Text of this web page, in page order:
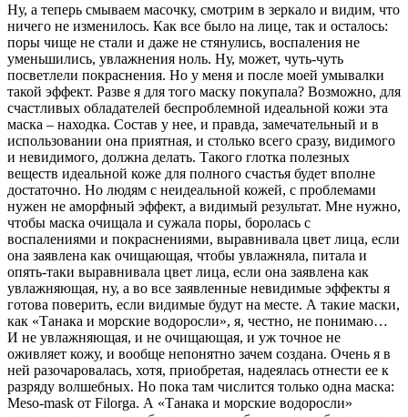
Ну, а теперь смываем масочку, смотрим в зеркало и видим, что
ничего не изменилось. Как все было на лице, так и осталось:
поры чище не стали и даже не стянулись, воспаления не
уменьшились, увлажнения ноль. Ну, может, чуть-чуть
посветлели покраснения. Но у меня и после моей умывалки
такой эффект. Разве я для того маску покупала? Возможно, для
счастливых обладателей беспроблемной идеальной кожи эта
маска – находка. Состав у нее, и правда, замечательный и в
использовании она приятная, и столько всего сразу, видимого
и невидимого, должна делать. Такого глотка полезных
веществ идеальной коже для полного счастья будет вполне
достаточно. Но людям с неидеальной кожей, с проблемами
нужен не аморфный эффект, а видимый результат. Мне нужно,
чтобы маска очищала и сужала поры, боролась с
воспалениями и покраснениями, выравнивала цвет лица, если
она заявлена как очищающая, чтобы увлажняла, питала и
опять-таки выравнивала цвет лица, если она заявлена как
увлажняющая, ну, а во все заявленные невидимые эффекты я
готова поверить, если видимые будут на месте. А такие маски,
как «Танака и морские водоросли», я, честно, не понимаю…
И не увлажняющая, и не очищающая, и уж точное не
оживляет кожу, и вообще непонятно зачем создана. Очень я в
ней разочаровалась, хотя, приобретая, надеялась отнести ее к
разряду волшебных. Но пока там числится только одна маска:
Meso-mask от Filorga. А «Танака и морские водоросли»